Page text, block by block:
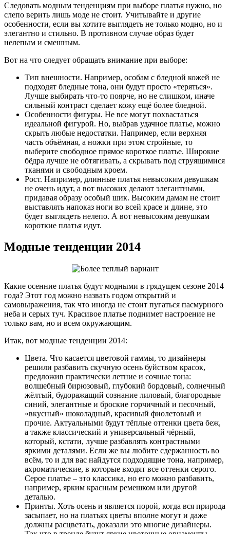
Следовать модным тенденциям при выборе платья нужно, но
слепо верить лишь моде не стоит. Учитывайте и другие
особенности, если вы хотите выглядеть не только модно, но и
элегантно и стильно. В противном случае образ будет
нелепым и смешным.
Вот на что следует обращать внимание при выборе:
Тип внешности. Например, особам с бледной кожей не
подходят бледные тона, они будут просто «теряться».
Лучше выбирать что-то поярче, но не слишком, иначе
сильный контраст сделает кожу ещё более бледной.
Особенности фигуры. Не все могут похвастаться
идеальной фигурой. Но, выбрав удачное платье, можно
скрыть любые недостатки. Например, если верхняя
часть объёмная, а ножки при этом стройные, то
выберите свободное прямое короткое платье. Широкие
бёдра лучше не обтягивать, а скрывать под струящимися
тканями и свободным кроем.
Рост. Например, длинные платья невысоким девушкам
не очень идут, а вот высоких делают элегантными,
придавая образу особый шик. Высоким дамам не стоит
выставлять напоказ ноги во всей красе и длине, это
будет выглядеть нелепо. А вот невысоким девушкам
короткие платья идут.
Модные тенденции 2014
Какие осенние платья будут модными в грядущем сезоне 2014
года? Этот год можно назвать годом открытий и
самовыражения, так что иногда не стоит пугаться пасмурного
неба и серых туч. Красивое платье поднимет настроение не
только вам, но и всем окружающим.
Итак, вот модные тенденции 2014:
Цвета. Что касается цветовой гаммы, то дизайнеры
решили разбавить скучную осень буйством красок,
предложив практически летние и сочные тона:
волшебный бирюзовый, глубокий бордовый, солнечный
жёлтый, будоражащий сознание лиловый, благородные
синий, элегантные и броские горчичный и песочный,
«вкусный» шоколадный, красивый фиолетовый и
прочие. Актуальными будут тёплые оттенки цвета беж,
а также классический и универсальный чёрный,
который, кстати, лучше разбавлять контрастными
яркими деталями. Если же вы любите сдержанность во
всём, то и для вас найдутся подходящие тона, например,
ахроматические, в которые входят все оттенки серого.
Серое платье – это классика, но его можно разбавить,
например, ярким красным ремешком или другой
деталью.
Принты. Хоть осень и является порой, когда вся природа
засыпает, но на платьях цветы вполне могут и даже
должны расцветать, доказали это многие дизайнеры.